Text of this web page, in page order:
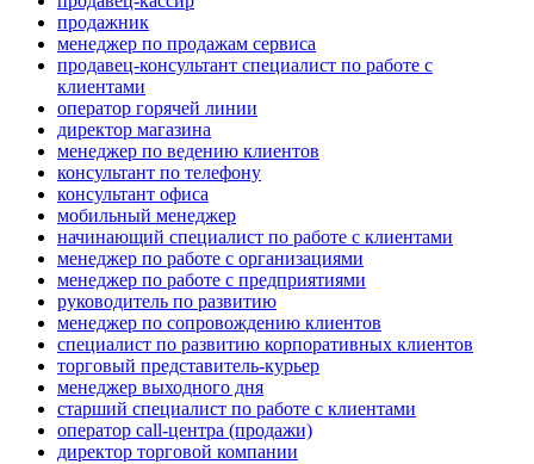
продажник
менеджер по продажам сервиса
продавец-консультант специалист по работе с
клиентами
оператор горячей линии
директор магазина
менеджер по ведению клиентов
консультант по телефону
консультант офиса
мобильный менеджер
начинающий специалист по работе с клиентами
менеджер по работе с организациями
менеджер по работе с предприятиями
руководитель по развитию
менеджер по сопровождению клиентов
специалист по развитию корпоративных клиентов
торговый представитель-курьер
менеджер выходного дня
старший специалист по работе с клиентами
оператор call-центра (продажи)
директор торговой компании